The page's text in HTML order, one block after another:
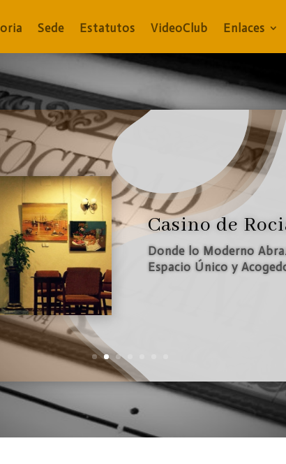
Sede Estatutos VideoClub Enlaces
Sabores que Cuentan